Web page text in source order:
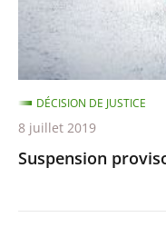
Suspension
DÉCISION DE JUSTICE
8 juillet 2019